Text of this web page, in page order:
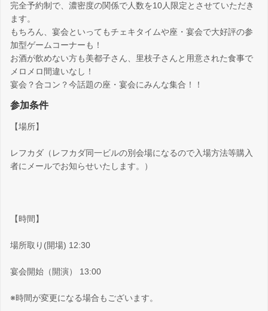
完全予約制で、濃密度の関係で人数を10人限定とさせていただき
ます。
もちろん、宴会といってもチェキタイムや座・宴会で大好評の参
加型ゲームコーナーも！
お酒が飲めない方も美都子さん、里枝子さんと用意された食事で
メロメロ間違いなし！
宴会？合コン？今話題の座・宴会にみんな集合！！
参加条件
【場所】
レフカダ（レフカダ同一ビルの別会場になるので入場方法等購入
者にメールでお知らせいたします。）
【時間】
場所取り(開場) 12:30
宴会開始（開演） 13:00
※時間が変更になる場合もございます。